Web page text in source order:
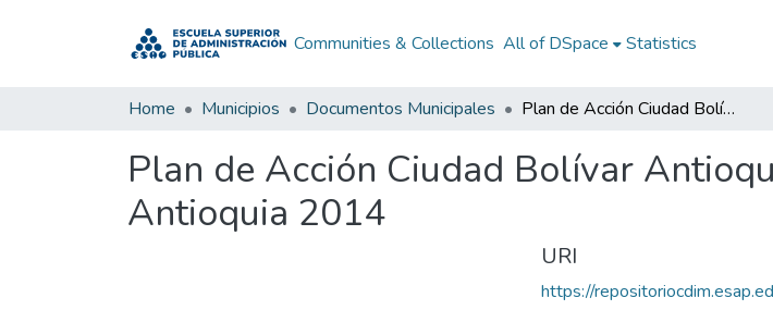
Communities & Collections All of DSpace Statistics
Home Municipios Documentos Municipales Plan de Acción Ciudad Bolívar Antioquia 2014: PA Ciudad Bolívar Antioquia 2014
Plan de Acción Ciudad Bolívar
Antioquia 2014
URI
https://